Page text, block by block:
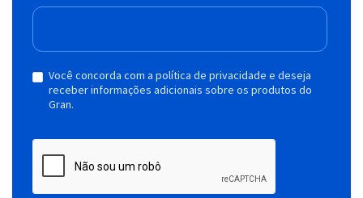
Você concorda com a política de privacidade e deseja
receber informações adicionais sobre os produtos do
Gran.